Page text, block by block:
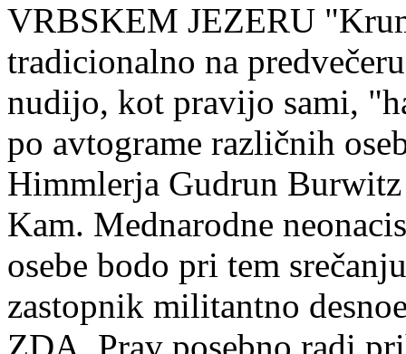
VRBSKEM JEZERU
tradicionalno na
nudijo, kot pravijo sami,
po avtograme različnih
Himmlerja Gudrun
Kam. Mednarodne
osebe bodo pri tem
zastopnik militantno